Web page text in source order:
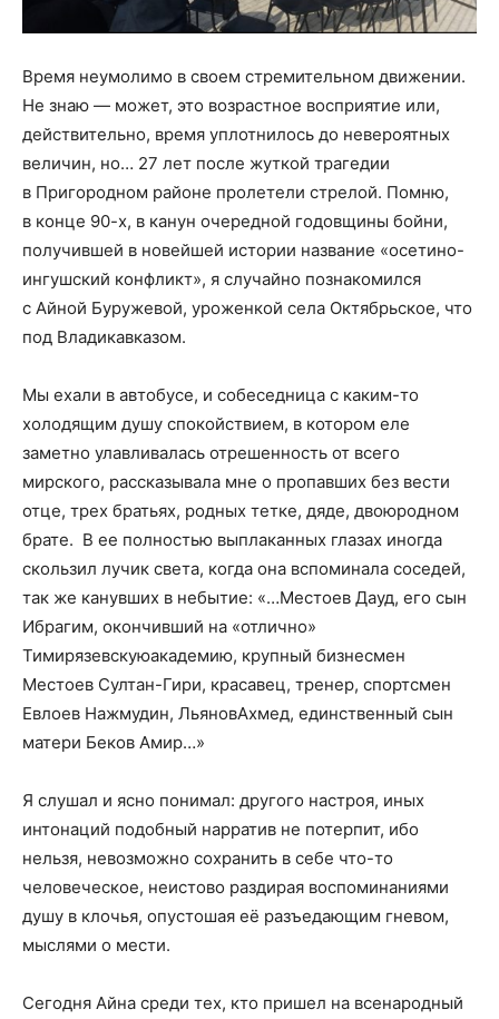
Время неумолимо в своем стремительном движении.
Не знаю — может, это возрастное восприятие или,
действительно, время уплотнилось до невероятных
величин, но… 27 лет после жуткой трагедии
в Пригородном районе пролетели стрелой. Помню,
в конце 90-х, в канун очередной годовщины бойни,
получившей в новейшей истории название «осетино-
ингушский конфликт», я случайно познакомился
с Айной Буружевой, уроженкой села Октябрьское, что
под Владикавказом.
Мы ехали в автобусе, и собеседница с каким-то
холодящим душу спокойствием, в котором еле
заметно улавливалась отрешенность от всего
мирского, рассказывала мне о пропавших без вести
отце, трех братьях, родных тетке, дяде, двоюродном
брате. В ее полностью выплаканных глазах иногда
скользил лучик света, когда она вспоминала соседей,
так же канувших в небытие: «…Местоев Дауд, его сын
Ибрагим, окончивший на «отлично»
Тимирязевскуюакадемию, крупный бизнесмен
Местоев Султан-Гири, красавец, тренер, спортсмен
Евлоев Нажмудин, ЛьяновАхмед, единственный сын
матери Беков Амир…»
Я слушал и ясно понимал: другого настроя, иных
интонаций подобный нарратив не потерпит, ибо
нельзя, невозможно сохранить в себе что-то
человеческое, неистово раздирая воспоминаниями
душу в клочья, опустошая её разъедающим гневом,
мыслями о мести.
Сегодня Айна среди тех, кто пришел на всенародный